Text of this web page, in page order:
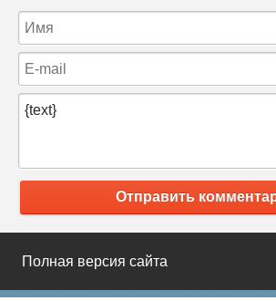
Отправить
Полная версия сайта